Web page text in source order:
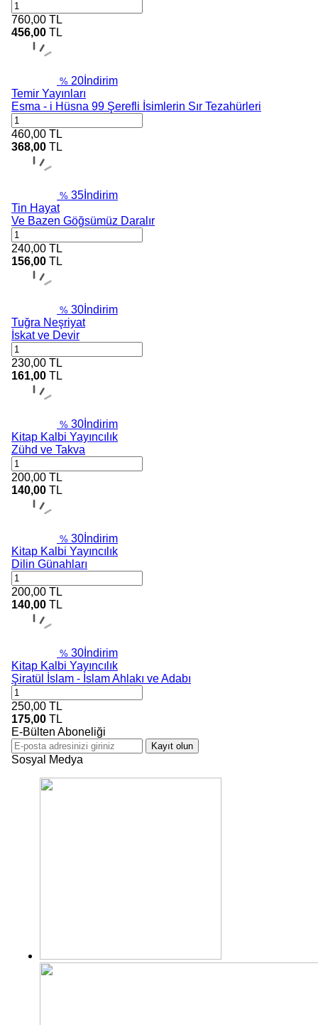
760,00 TL
456,00 TL
% 20 İndirim
Temir Yayınları
Esma - i Hüsna 99 Şerefli İsimlerin Sır Tezahürleri
460,00 TL
368,00 TL
% 35 İndirim
Tin Hayat
Ve Bazen Göğsümüz Daralır
240,00 TL
156,00 TL
% 30 İndirim
Tuğra Neşriyat
İskat ve Devir
230,00 TL
161,00 TL
% 30 İndirim
Kitap Kalbi Yayıncılık
Zühd ve Takva
200,00 TL
140,00 TL
% 30 İndirim
Kitap Kalbi Yayıncılık
Dilin Günahları
200,00 TL
140,00 TL
% 30 İndirim
Kitap Kalbi Yayıncılık
Şiratül İslam - İslam Ahlakı ve Adabı
250,00 TL
175,00 TL
E-Bülten Aboneliği
Kayıt olun
Sosyal Medya